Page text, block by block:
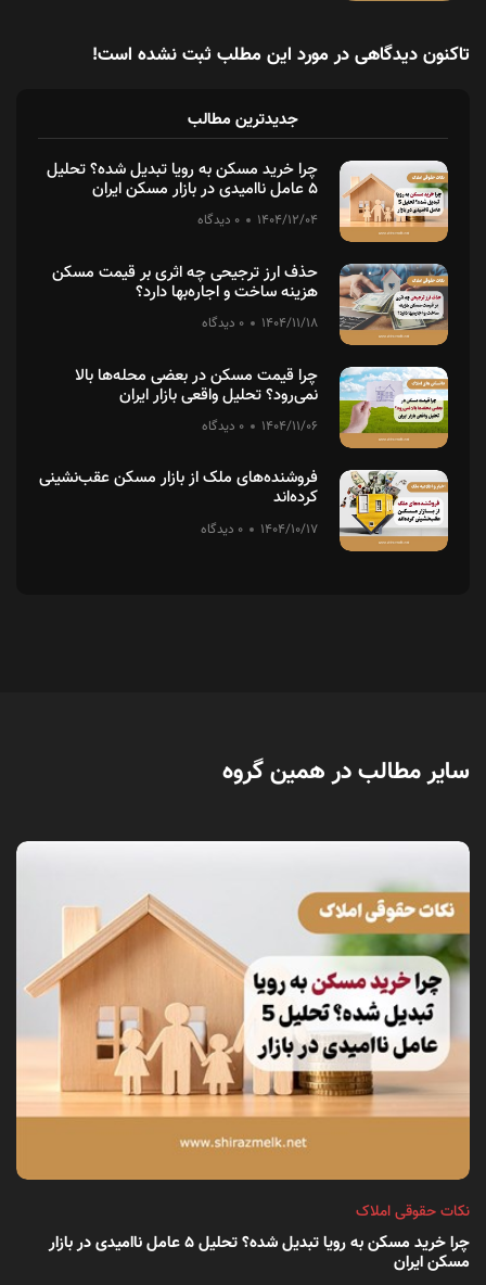
تاکنون دیدگاهی در مورد این مطلب ثبت نشده است!
جدیدترین مطالب
چرا خرید مسکن به رویا تبدیل شده؟ تحلیل
۵ عامل ناامیدی در بازار مسکن ایران
1404/12/04 0 دیدگاه
حذف ارز ترجیحی چه اثری بر قیمت مسکن
هزینه ساخت و اجاره‌بها دارد؟
1404/11/18 0 دیدگاه
چرا قیمت مسکن در بعضی محله‌ها بالا
نمی‌رود؟ تحلیل واقعی بازار ایران
1404/11/06 0 دیدگاه
فروشنده‌های ملک از بازار مسکن عقب‌نشینی
کرده‌اند
1404/10/17 0 دیدگاه
سایر مطالب در همین گروه
نکات حقوقی املاک
چرا خرید مسکن به رویا تبدیل شده؟ تحلیل ۵ عامل ناامیدی در بازار
مسکن ایران